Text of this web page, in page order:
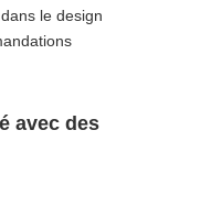
le design
avec des